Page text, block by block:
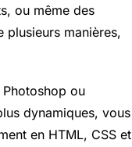
ou même des
plusieurs manières,
ou
dynamiques, vous
en HTML, CSS et